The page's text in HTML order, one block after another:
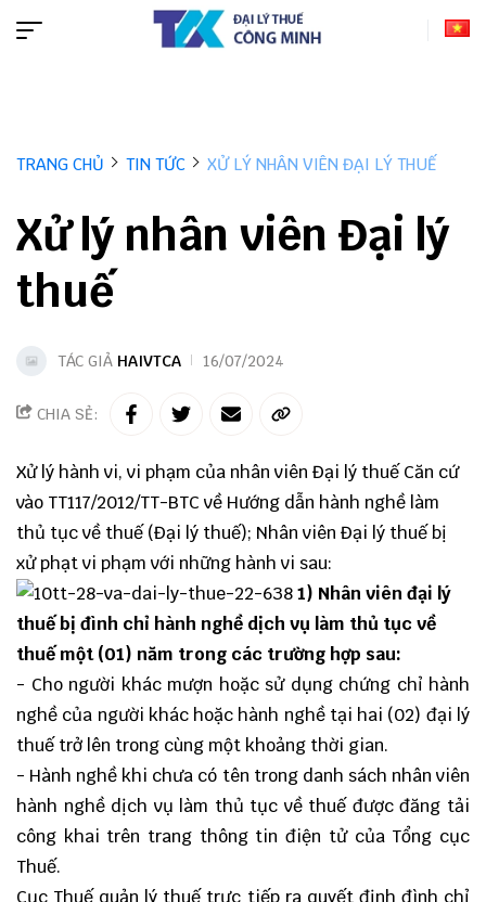
TRANG CHỦ TIN TỨC XỬ LÝ NHÂN VIÊN ĐẠI LÝ THUẾ
Xử lý nhân viên Đại lý
thuế
TÁC GIẢ HAIVTCA 16/07/2024
CHIA SẺ:
Xử lý hành vi, vi phạm của nhân viên Đại lý thuế Căn cứ
vào TT117/2012/TT-BTC về Hướng dẫn hành nghề làm
thủ tục về thuế (Đại lý thuế); Nhân viên Đại lý thuế bị
xử phạt vi phạm với những hành vi sau:
1) Nhân viênđại lý
thuếbị đình chỉ hành nghề dịch vụ làm thủ tục về
thuế một (01) năm trong các trường hợp sau:
- Cho người khác mượn hoặc sử dụng chứng chỉ hành
nghề của người khác hoặc hành nghề tại hai (02) đại lý
thuế trở lên trong cùng một khoảng thời gian.
- Hành nghề khi chưa có tên trong danh sách nhân viên
hành nghề dịch vụ làm thủ tục về thuế được đăng tải
công khai trên trang thông tin điện tử của Tổng cục
Thuế.
Cục Thuế quản lý thuế trực tiếp ra quyết định đình chỉ